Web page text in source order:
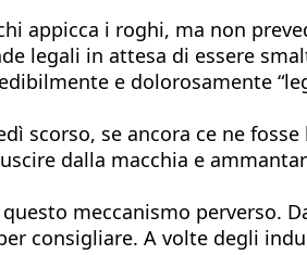
appicca i roghi, ma non
legali in attesa di essere
e dolorosamente
scorso, se ancora ce ne fosse
dalla macchia e
meccanismo perverso.
consigliare. A volte degli